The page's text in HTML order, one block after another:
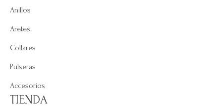
Anillos
Aretes
Collares
Pulseras
Accesorios
TIENDA